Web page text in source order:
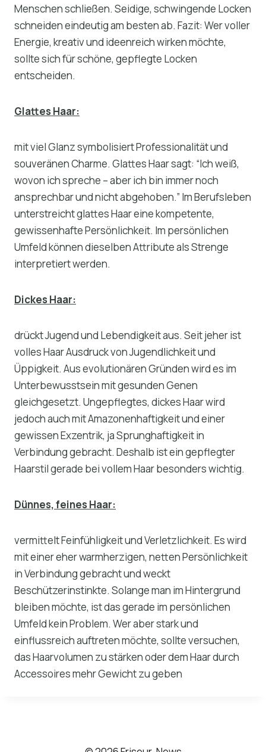
Menschen schließen. Seidige, schwingende Locken
schneiden eindeutig am besten ab. Fazit: Wer voller
Energie, kreativ und ideenreich wirken möchte,
sollte sich für schöne, gepflegte Locken
entscheiden.
Glattes Haar:
mit viel Glanz symbolisiert Professionalität und
souveränen Charme. Glattes Haar sagt: “Ich weiß,
wovon ich spreche – aber ich bin immer noch
ansprechbar und nicht abgehoben.” Im Berufsleben
unterstreicht glattes Haar eine kompetente,
gewissenhafte Persönlichkeit. Im persönlichen
Umfeld können dieselben Attribute als Strenge
interpretiert werden.
Dickes Haar:
drückt Jugend und Lebendigkeit aus. Seit jeher ist
volles Haar Ausdruck von Jugendlichkeit und
Üppigkeit. Aus evolutionären Gründen wird es im
Unterbewusstsein mit gesunden Genen
gleichgesetzt. Ungepflegtes, dickes Haar wird
jedoch auch mit Amazonenhaftigkeit und einer
gewissen Exzentrik, ja Sprunghaftigkeit in
Verbindung gebracht. Deshalb ist ein gepflegter
Haarstil gerade bei vollem Haar besonders wichtig.
Dünnes, feines Haar:
vermittelt Feinfühligkeit und Verletzlichkeit. Es wird
mit einer eher warmherzigen, netten Persönlichkeit
in Verbindung gebracht und weckt
Beschützerinstinkte. Solange man im Hintergrund
bleiben möchte, ist das gerade im persönlichen
Umfeld kein Problem. Wer aber stark und
einflussreich auftreten möchte, sollte versuchen,
das Haarvolumen zu stärken oder dem Haar durch
Accessoires mehr Gewicht zu geben